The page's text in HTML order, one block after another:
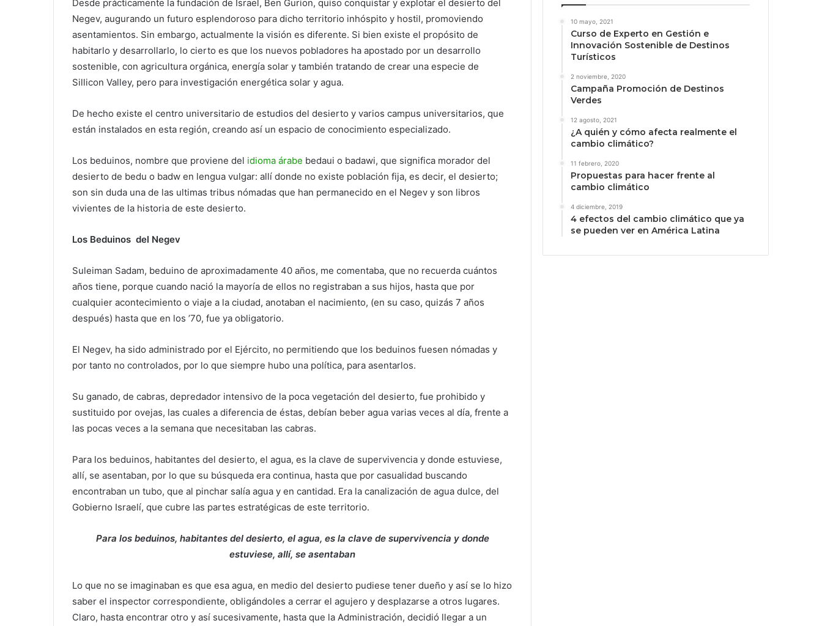
Desde prácticamente la fundación de Israel, Ben Gurion, quiso conquistar y explotar el desierto del
Negev, augurando un futuro esplendoroso para dicho territorio inhóspito y hostil, promoviendo
asentamientos. Sin embargo, actualmente la visión es diferente. Si bien existe el propósito de
habitarlo y desarrollarlo, lo cierto es que los nuevos pobladores ha apostado por un desarrollo
sostenible, con agricultura orgánica, energía solar y también tratando de crear una especie de
Sillicon Valley, pero para investigación energética solar y agua.
De hecho existe el centro universitario de estudios del desierto y varios campus universitarios, que
están instalados en esta región, creando así un espacio de conocimiento especializado.
Los beduinos, nombre que proviene del idioma árabe bedaui o badawi, que significa morador del
desierto de bedu o badw en lengua vulgar: allí donde no existe población fija, es decir, el desierto;
son sin duda una de las ultimas tribus nómadas que han permanecido en el Negev y son libros
vivientes de la historia de este desierto.
Los Beduinos del Negev
Suleiman Sadam, beduino de aproximadamente 40 años, me comentaba, que no recuerda cuántos
años tiene, porque cuando nació la mayoría de ellos no registraban a sus hijos, hasta que por
cualquier acontecimiento o viaje a la ciudad, anotaban el nacimiento, (en su caso, quizás 7 años
después) hasta que en los ’70, fue ya obligatorio.
El Negev, ha sido administrado por el Ejército, no permitiendo que los beduinos fuesen nómadas y
por tanto no controlados, por lo que siempre hubo una política, para asentarlos.
Su ganado, de cabras, depredador intensivo de la poca vegetación del desierto, fue prohibido y
sustituido por ovejas, las cuales a diferencia de éstas, debían beber agua varias veces al día, frente a
las pocas veces a la semana que necesitaban las cabras.
Para los beduinos, habitantes del desierto, el agua, es la clave de supervivencia y donde estuviese,
allí, se asentaban, por lo que su búsqueda era continua, hasta que por casualidad buscando
encontraban un tubo, que al pinchar salía agua y en cantidad. Era la canalización de agua dulce, del
Gobierno Israelí, que cubre las partes estratégicas de este territorio.
Para los beduinos, habitantes del desierto, el agua, es la clave de supervivencia y donde
estuviese, allí, se asentaban
Lo que no se imaginaban es que esa agua, en medio del desierto pudiese tener dueño y así se lo hizo
saber el inspector correspondiente, obligándoles a cerrar el agujero y desplazarse a otros lugares.
Claro, hasta encontrar otro y así sucesivamente, hasta que la Administración, decidió llegar a un
10 mayo, 2021
Curso de Experto en Gestión e
Innovación Sostenible de Destinos
Turísticos
2 noviembre, 2020
Campaña Promoción de Destinos
Verdes
12 agosto, 2021
¿A quién y cómo afecta realmente el
cambio climático?
11 febrero, 2020
Propuestas para hacer frente al
cambio climático
4 diciembre, 2019
4 efectos del cambio climático que ya
se pueden ver en América Latina